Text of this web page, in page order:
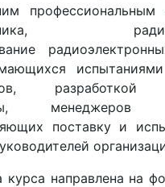
профессиональным
разработкой
менеджеров
поставку и
курса направлена на